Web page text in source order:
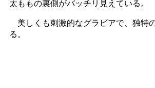
太ももの裏側がバッチリ見えている。
美しくも刺激的なグラビアで、独特
る。